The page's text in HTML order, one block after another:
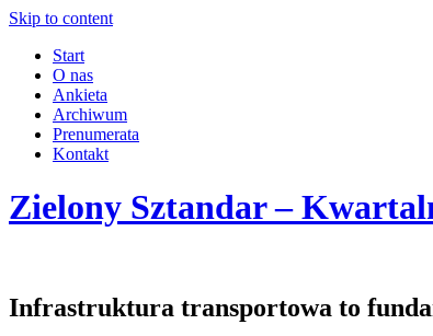
Skip to content
Start
O nas
Ankieta
Archiwum
Prenumerata
Kontakt
Zielony Sztandar –
Infrastruktura transportowa to